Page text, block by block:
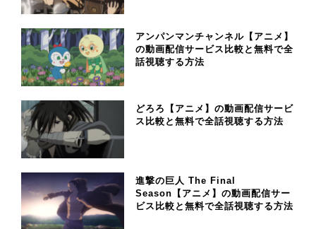
アンパンマンチャンネル【アニメ】
の動画配信サービス比較と無料で全
話視聴する方法
どろろ【アニメ】の動画配信サービ
ス比較と無料で全話視聴する方法
進撃の巨人 The Final
Season【アニメ】の動画配信サー
ビス比較と無料で全話視聴する方法